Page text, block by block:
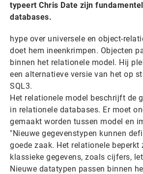
typeert Chris Date zijn
databases.
hype over universele en object-
doet hem ineenkrimpen. Objecten
binnen het relationele model. Hij
een alternatieve versie van het op
SQL3.
Het relationele model beschrijft de
in relationele databases. Er moet
gemaakt worden tussen model en
"Nieuwe gegevenstypen kunnen
goede zaak. Het relationele
klassieke gegevens, zoals cijfers,
Nieuwe datatypen passen binnen